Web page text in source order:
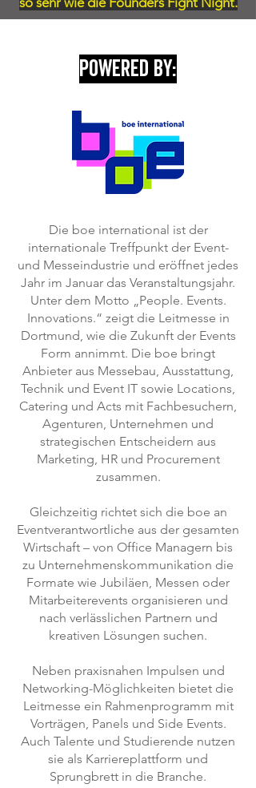
powered by:
Die boe international ist der
internationale Treffpunkt der Event-
und Messeindustrie und eröffnet jedes
Jahr im Januar das Veranstaltungsjahr.
Unter dem Motto „People. Events.
Innovations.“ zeigt die Leitmesse in
Dortmund, wie die Zukunft der Events
Form annimmt. Die boe bringt
Anbieter aus Messebau, Ausstattung,
Technik und Event IT sowie Locations,
Catering und Acts mit Fachbesuchern,
Agenturen, Unternehmen und
strategischen Entscheidern aus
Marketing, HR und Procurement
zusammen.
Gleichzeitig richtet sich die boe an
Eventverantwortliche aus der gesamten
Wirtschaft – von Office Managern bis
zu Unternehmenskommunikation die
Formate wie Jubiläen, Messen oder
Mitarbeiterevents organisieren und
nach verlässlichen Partnern und
kreativen Lösungen suchen.
Neben praxisnahen Impulsen und
Networking-Möglichkeiten bietet die
Leitmesse ein Rahmenprogramm mit
Vorträgen, Panels und Side Events.
Auch Talente und Studierende nutzen
sie als Karriereplattform und
Sprungbrett in die Branche.